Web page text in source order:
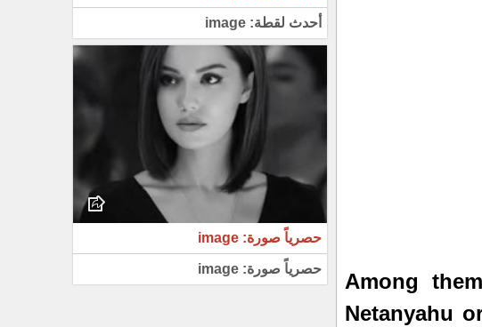
[EN] Among
Netanyahu
أحدث لقطة: image
حصرياً صورة: image
حصرياً صورة: image